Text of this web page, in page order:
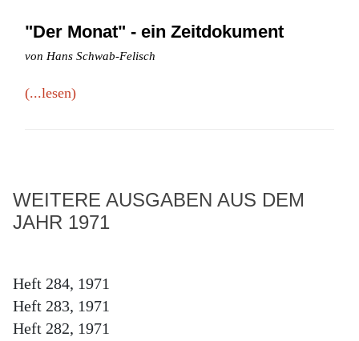
"Der Monat" - ein Zeitdokument
von Hans Schwab-Felisch
(...lesen)
WEITERE AUSGABEN AUS DEM
JAHR 1971
Heft 284, 1971
Heft 283, 1971
Heft 282, 1971